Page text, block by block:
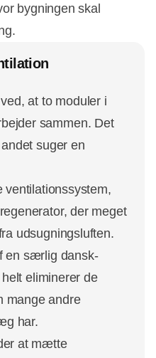
bygningen skal
at to moduler i
sammen. Det
suger en
ventilationssystem,
der meget
udsugningsluften.
en særlig dansk-
eliminerer de
mange andre
har.
at mætte